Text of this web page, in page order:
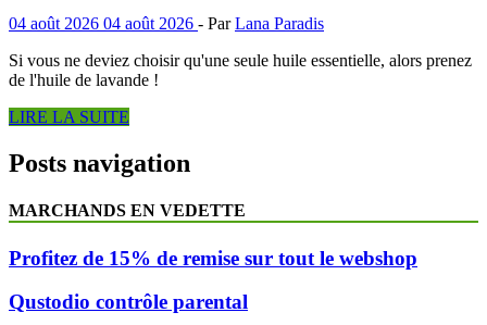
04 août 2026 04 août 2026 - ParLana Paradis
Si vous ne deviez choisir qu'une seule huile essentielle, alors prenez
de l'huile de lavande !
LIRE LA SUITE
Posts navigation
MARCHANDS EN VEDETTE
Profitez de 15% de remise sur tout le webshop
Qustodio contrôle parental